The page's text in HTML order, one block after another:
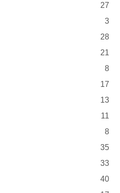
27
3
28
21
8
17
13
11
8
35
33
40